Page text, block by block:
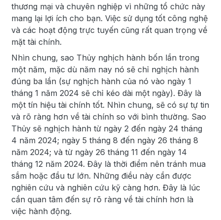
thương mại và chuyên nghiệp vì những tổ chức này
mang lại lợi ích cho bạn. Việc sử dụng tốt công nghệ
và các hoạt động trực tuyến cũng rất quan trọng về
mặt tài chính.
Nhìn chung, sao Thủy nghịch hành bốn lần trong
một năm, mặc dù năm nay nó sẽ chỉ nghịch hành
đúng ba lần (sự nghịch hành của nó vào ngày 1
tháng 1 năm 2024 sẽ chỉ kéo dài một ngày). Đây là
một tín hiệu tài chính tốt. Nhìn chung, sẽ có sự tự tin
và rõ ràng hơn về tài chính so với bình thường. Sao
Thủy sẽ nghịch hành từ ngày 2 đến ngày 24 tháng
4 năm 2024; ngày 5 tháng 8 đến ngày 26 tháng 8
năm 2024; và từ ngày 26 tháng 11 đến ngày 14
tháng 12 năm 2024. Đây là thời điểm nên tránh mua
sắm hoặc đầu tư lớn. Những điều này cần được
nghiên cứu và nghiên cứu kỹ càng hơn. Đây là lúc
cần quan tâm đến sự rõ ràng về tài chính hơn là
việc hành động.